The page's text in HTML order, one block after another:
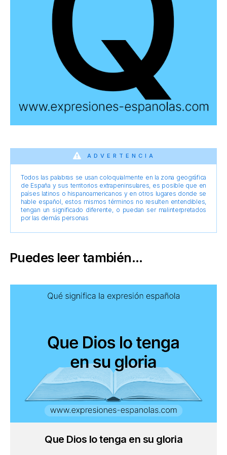
ADVERTENCIA
Todos las palabras se usan coloquialmente en la zona geográfica
de España y sus territorios extrapeninsulares, es posible que en
países latinos o hispanoamericanos y en otros lugares donde se
hable español, estos mismos términos no resulten entendibles,
tengan un significado diferente, o puedan ser malinterpretados
por las demás personas
Puedes leer también...
Que Dios lo tenga en su gloria